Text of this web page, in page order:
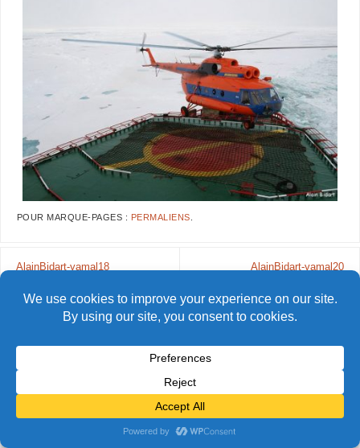
POUR MARQUE-PAGES : PERMALIENS
AlainBidart-yamal18 AlainBidart-yamal20